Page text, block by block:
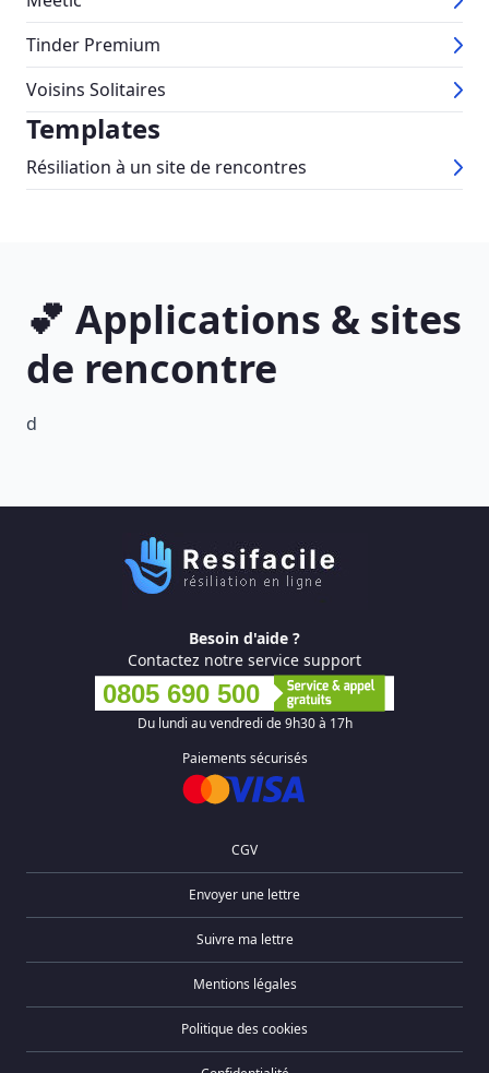
Tinder Premium
Voisins Solitaires
Templates
Résiliation à un site de rencontres
💕 Applications & sites
de rencontre
d
Besoin d'aide ?
Contactez notre service support
0805 690 500
Du lundi au vendredi de 9h30 à 17h
Paiements sécurisés
CGV
Envoyer une lettre
Suivre ma lettre
Mentions légales
Politique des cookies